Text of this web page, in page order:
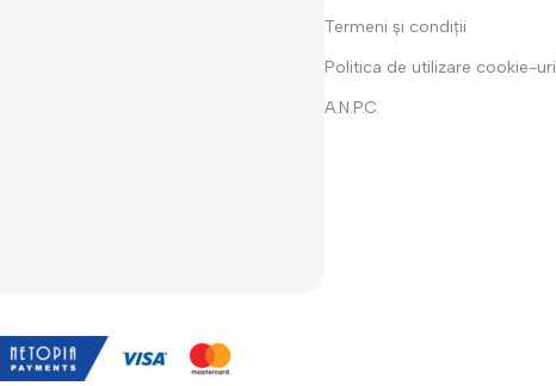
Termeni și condiții
Politica de utilizare cookie-uri
A.N.P.C.